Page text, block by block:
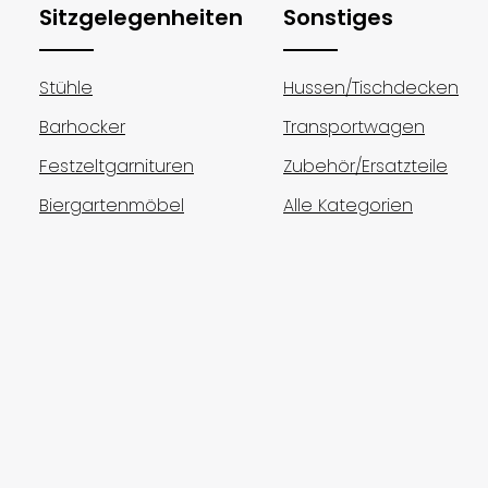
Sitzgelegenheiten
Stühle
Barhocker
Festzeltgarnituren
Biergartenmöbel
Sonstiges
Hussen/Tischdecken
Transportwagen
Zubehör/Ersatzteile
Alle Kategorien